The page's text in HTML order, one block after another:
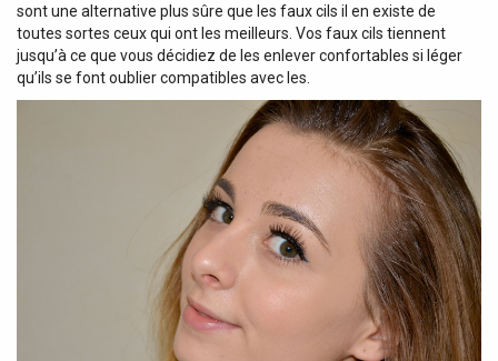
sont une alternative plus sûre que les faux cils il en existe de
toutes sortes ceux qui ont les meilleurs. Vos faux cils tiennent
jusqu’à ce que vous décidiez de les enlever confortables si léger
qu’ils se font oublier compatibles avec les.